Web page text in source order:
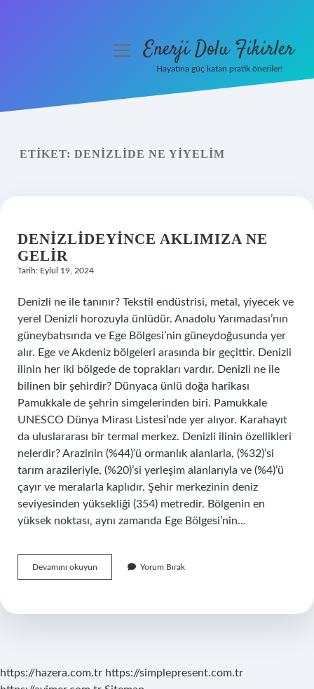
Yasal Uyarı
menüyüEnerji Dolu Fikirler
Hayatına güç katan pratik öneriler!
ETIKET: DENIZLIDE NE YIYELIM
DENIZLIDEYINCE AKLIMIZA NE
GELIR
Tarih: Eylül 19, 2024
Denizli ne ile tanınır? Tekstil endüstrisi, metal, yiyecek ve
yerel Denizli horozuyla ünlüdür. Anadolu Yarımadası’nın
güneybatısında ve Ege Bölgesi’nin güneydoğusunda yer
alır. Ege ve Akdeniz bölgeleri arasında bir geçittir. Denizli
ilinin her iki bölgede de toprakları vardır. Denizli ne ile
bilinen bir şehirdir? Dünyaca ünlü doğa harikası
Pamukkale de şehrin simgelerinden biri. Pamukkale
UNESCO Dünya Mirası Listesi’nde yer alıyor. Karahayıt
da uluslararası bir termal merkez. Denizli ilinin özellikleri
nelerdir? Arazinin (%44)’ü ormanlık alanlarla, (%32)’si
tarım arazileriyle, (%20)’si yerleşim alanlarıyla ve (%4)’ü
çayır ve meralarla kaplıdır. Şehir merkezinin deniz
seviyesinden yüksekliği (354) metredir. Bölgenin en
yüksek noktası, aynı zamanda Ege Bölgesi’nin…
Devamını okuyun Denizlideyince
Aklımıza
Yorum Bırak
https://hazera.com.tr https://simplepresent.com.tr